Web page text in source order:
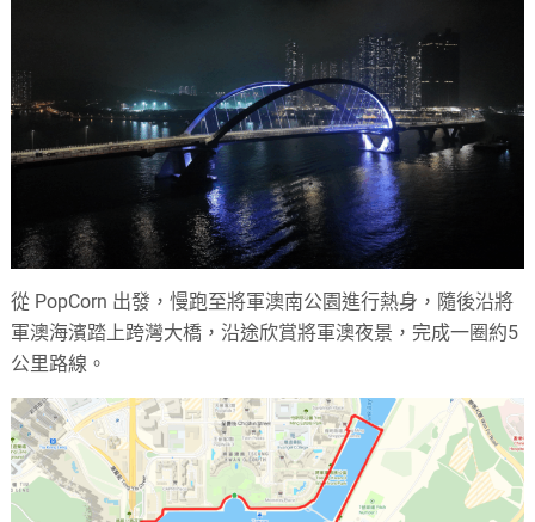
從 PopCorn 出發，慢跑至將軍澳南公園進行熱身，隨後沿將
軍澳海濱踏上跨灣大橋，沿途欣賞將軍澳夜景，完成一圈約5
公里路線。